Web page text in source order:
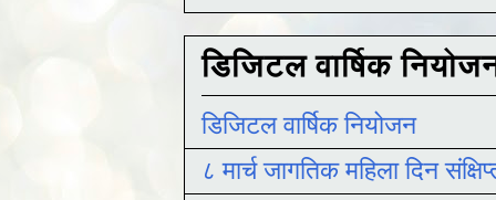
डिजिटल वार्षिक
डिजिटल वार्षिक नियोजन
८ मार्च जागतिक महिला दिन